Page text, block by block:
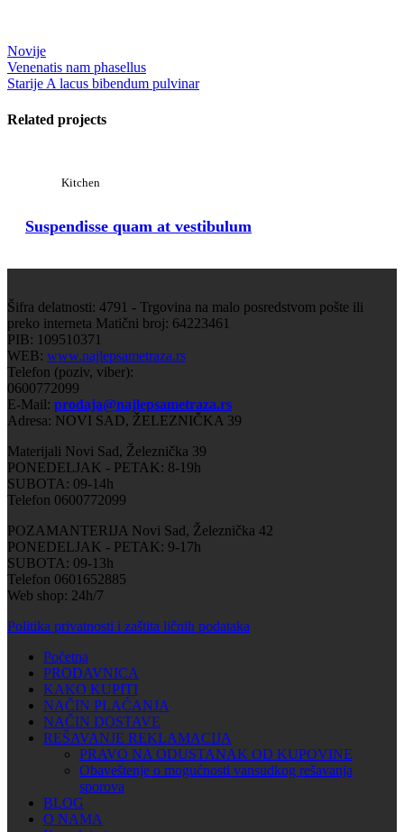
Novije
Venenatis nam phasellus
Starije A lacus bibendum pulvinar
Related projects
Kitchen
Suspendisse quam at vestibulum
Šifra delatnosti: 4791 - Trgovina na malo posredstvom pošte ili
preko interneta Matični broj: 64223461
PIB: 109510371
WEB: www.najlepsametraza.rs
Telefon (poziv, viber):
0600772099
E-Mail: prodaja@najlepsametraza.rs
Adresa: NOVI SAD, ŽELEZNIČKA 39
Materijali Novi Sad, Železnička 39
PONEDELJAK - PETAK: 8-19h
SUBOTA: 09-14h
Telefon 0600772099
POZAMANTERIJA Novi Sad, Železnička 42
PONEDELJAK - PETAK: 9-17h
SUBOTA: 09-13h
Telefon 0601652885
Web shop: 24h/7
Politika privatnosti i zaštita ličnih podataka
Početna
PRODAVNICA
KAKO KUPITI
NAČIN PLAĆANJA
NAČIN DOSTAVE
REŠAVANJE REKLAMACIJA
PRAVO NA ODUSTANAK OD KUPOVINE
Obaveštenje o mogućnosti vansudkog rešavanja
sporova
BLOG
O NAMA